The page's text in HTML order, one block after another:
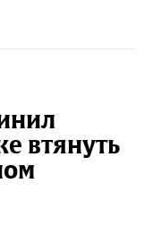
втянуть